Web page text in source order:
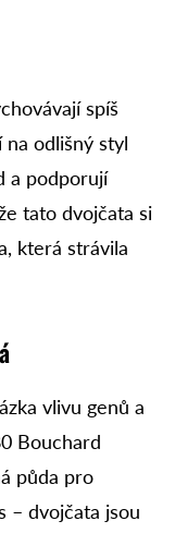
spíš
na odlišný styl
a podporují
tato dvojčata si
která strávila
vlivu genů a
Bouchard
půda pro
– dvojčata jsou